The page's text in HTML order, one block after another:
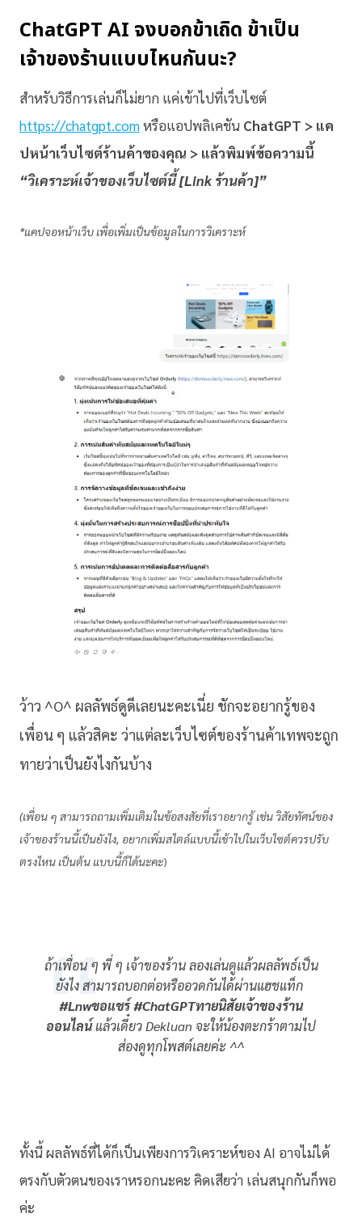
ChatGPT AI จงบอกข้าเถิด ข้าเป็น
เจ้าของร้านแบบไหนกันนะ?
สำหรับวิธีการเล่นก็ไม่ยาก แค่เข้าไปที่เว็บไซต์
https://chatgpt.comหรือแอปพลิเคชัน ChatGPT > แค
ปหน้าเว็บไซต์ร้านค้าของคุณ > แล้วพิมพ์ข้อความนี้
“วิเคราะห์เจ้าของเว็บไซต์นี้ [Link ร้านค้า]”
*แคปจอหน้าเว็บ เพื่อเพิ่มเป็นข้อมูลในการวิเคราะห์
ว้าว ^O^ ผลลัพธ์ดูดีเลยนะคะเนี่ย ชักจะอยากรู้ของ
เพื่อน ๆ แล้วสิคะ ว่าแต่ละเว็บไซต์ของร้านค้าเทพจะถูก
ทายว่าเป็นยังไงกันบ้าง
(เพื่อน ๆ สามารถถามเพิ่มเติมในข้อสงสัยที่เราอยากรู้ เช่น วิสัยทัศน์ของ
เจ้าของร้านนี้เป็นยังไง, อยากเพิ่มสไตล์แบบนี้เข้าไปในเว็บไซต์ควรปรับ
ตรงไหน เป็นต้น แบบนี้ก็ได้นะคะ)
ถ้าเพื่อน ๆ พี่ ๆ เจ้าของร้าน ลองเล่นดูแล้วผลลัพธ์เป็น
ยังไง สามารถบอกต่อหรืออวดกันได้ผ่านแฮชแท็ก
#Lnwขอแชร์ #ChatGPTทายนิสัยเจ้าของร้าน
ออนไลน์แล้วเดี๋ยว Dekluan จะให้น้องตะกร้าตามไป
ส่องดูทุกโพสต์เลยค่ะ ^^
ทั้งนี้ ผลลัพธ์ที่ได้ก็เป็นเพียงการวิเคราะห์ของ AI อาจไม่ได้
ตรงกับตัวตนของเราหรอกนะคะ คิดเสียว่า เล่นสนุกกันก็พอ
ค่ะ